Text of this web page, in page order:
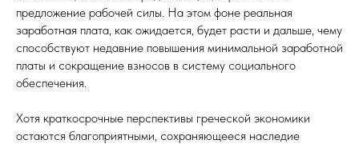
предложение рабочей силы. На этом фоне реальная
заработная плата, как ожидается, будет расти и дальше, чему
способствуют недавние повышения минимальной заработной
платы и сокращение взносов в систему социального
обеспечения.
Хотя краткосрочные перспективы греческой экономики
остаются благоприятными, сохраняющееся наследие